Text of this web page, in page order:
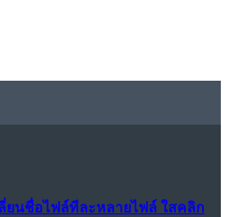
ลี่ยนชื่อไฟล์ทีละหลายไฟล์ ใสคลิก